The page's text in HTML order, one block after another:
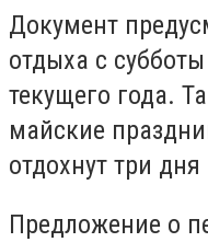
Документ
отдыха с
текущего года.
майские
отдохнут три
Предложение о